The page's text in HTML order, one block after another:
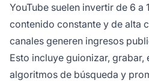
YouTube suelen invertir de 6 a
contenido constante y de alta
canales generen ingresos
Esto incluye guionizar, grabar,
algoritmos de búsqueda y